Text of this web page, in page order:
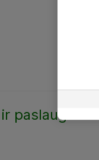
paslaugos